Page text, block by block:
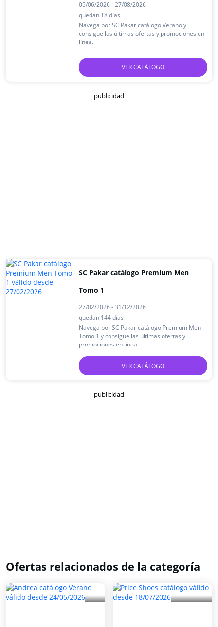
05/06/2026 - 27/08/2026
quedan 18 días
Navega por SC Pakar catálogo Verano y
consigue las últimas ofertas y promociones en
línea.
VER CATÁLOGO
publicidad
SC Pakar catálogo Premium Men
Tomo 1
27/02/2026 - 31/12/2026
quedan 144 días
Navega por SC Pakar catálogo Premium Men
Tomo 1 y consigue las últimas ofertas y
promociones en línea.
VER CATÁLOGO
publicidad
Ofertas relacionados de la categoría